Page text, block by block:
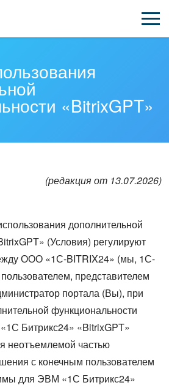
БЕСПЛАТНО
ВХОД
«BitrixGPT»
(редакция от 13.07.2026)
дополнительной
(Условия) регулируют
ООО «1С-BITRIX24» (мы, 1С-
представителем
портала (Вы), при
функциональности
Битрикс24» «BitrixGPT»
неотъемлемой частью
с конечным пользователем
для ЭВМ «1С Битрикс24»